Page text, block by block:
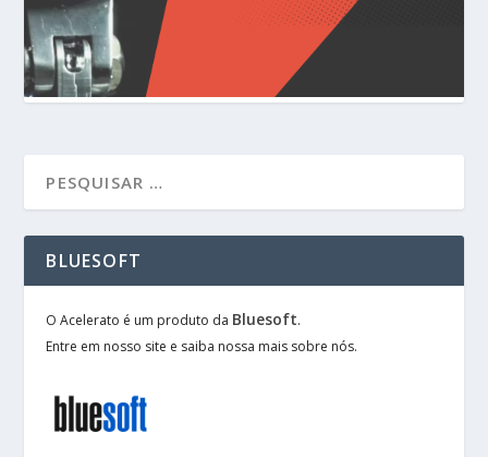
BLUESOFT
O Acelerato é um produto da Bluesoft.
Entre em nosso site e saiba nossa mais sobre nós.